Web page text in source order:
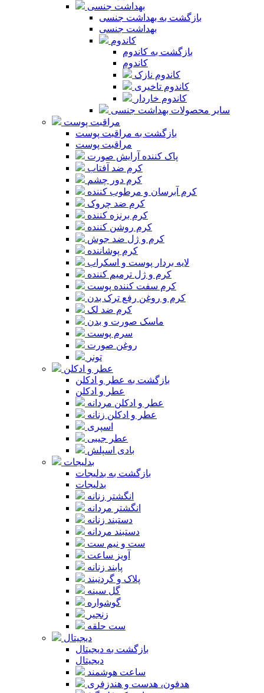
بهداشت جنسی
بازگشت به بهداشت جنسی
بهداشت جنسی
کاندوم
بازگشت به کاندوم
کاندوم
کاندوم نازک
کاندوم تاخیری
کاندوم خاردار
سایر محصولات بهداشت جنسی
مراقبت پوست
بازگشت به مراقبت پوست
مراقبت پوست
پاک کننده آرایش صورت
کرم ضد آفتاب
کرم دور چشم
کرم آبرسان و مرطوب کننده
کرم ضد چروک
کرم برنزه کننده
کرم روشن کننده
کرم و ژل ضد جوش
کرم پوشاننده
لایه بردار پوست و اسکراب
کرم و ژل ترمیم کننده
کرم سفت کننده پوست
کرم و روغن رفع ترک بدن
کرم ضد لک
ماسک صورت و بدن
سرم پوست
روغن صورت
تونر
عطر و ادکلن
بازگشت به عطر و ادکلن
عطر و ادکلن
عطر و ادکلن مردانه
عطر و ادکلن زنانه
اسپری
عطر جیبی
بادی اسپلش
بدلیجات
بازگشت به بدلیجات
بدلیجات
انگشتر زنانه
انگشتر مردانه
دستبند زنانه
دستبند مردانه
ست و نیم ست
آویز ساعت
پابند زنانه
پلاک و گردنبند
گل سینه
گوشواره
زنجیر
ست حلقه
دیجیتال
بازگشت به دیجیتال
دیجیتال
ساعت هوشمند
هدفون، هدست و هندزفری